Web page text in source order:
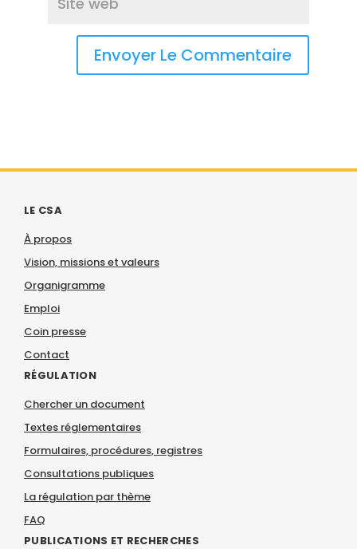
LE CSA
À propos
Vision, missions et valeurs
Organigramme
Emploi
Coin presse
Contact
RÉGULATION
Chercher un document
Textes réglementaires
Formulaires, procédures, registres
Consultations publiques
La régulation par thème
FAQ
PUBLICATIONS ET RECHERCHES